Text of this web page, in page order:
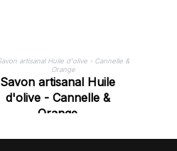
Savon artisanal Huile
d'olive - Cannelle &
Orange